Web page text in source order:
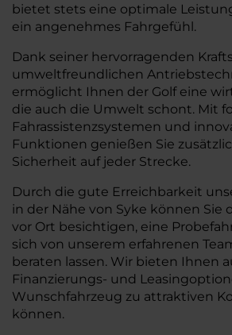
bietet stets eine optimale
ein angenehmes Fahrgefühl.
Dank seiner hervorragenden
umweltfreundlichen
ermöglicht Ihnen der Golf eine
die auch die Umwelt schont. Mit
Fahrassistenzsystemen und
Funktionen genießen Sie
Sicherheit auf jeder Strecke.
Durch die gute Erreichbarkeit
in der Nähe von Syke können Sie
vor Ort besichtigen, eine
sich von unserem erfahrenen
beraten lassen. Wir bieten Ihnen
Finanzierungs- und
Wunschfahrzeug zu attraktiven
können.